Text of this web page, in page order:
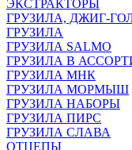
ЭКСТРАКТОРЫ
ГРУЗИЛА, ДЖИГ-
ГРУЗИЛА
ГРУЗИЛА SALMO
ГРУЗИЛА В
ГРУЗИЛА МНК
ГРУЗИЛА МОРМЫШ
ГРУЗИЛА НАБОРЫ
ГРУЗИЛА ПИРС
ГРУЗИЛА СЛАВА
ОТЦЕПЫ